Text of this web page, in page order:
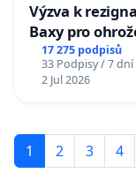
Výzva k
Baxy pro
17 275 podpisů
33 Podpisy / 7 dní
2 Jul 2026
1 2 3 4